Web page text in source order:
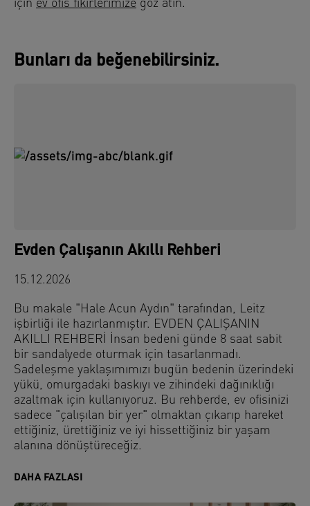
için ev ofis fikirlerimize göz atın.
Bunları da beğenebilirsiniz.
Evden Çalışanın Akıllı Rehberi
15.12.2026
Bu makale "Hale Acun Aydın" tarafından, Leitz
işbirliği ile hazırlanmıştır. EVDEN ÇALIŞANIN
AKILLI REHBERİ İnsan bedeni günde 8 saat sabit
bir sandalyede oturmak için tasarlanmadı.
Sadeleşme yaklaşımımızı bugün bedenin üzerindeki
yükü, omurgadaki baskıyı ve zihindeki dağınıklığı
azaltmak için kullanıyoruz. Bu rehberde, ev ofisinizi
sadece "çalışılan bir yer" olmaktan çıkarıp hareket
ettiğiniz, ürettiğiniz ve iyi hissettiğiniz bir yaşam
alanına dönüştüreceğiz.
DAHA FAZLASI